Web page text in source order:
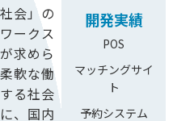
会」の
ークス
求めら
軟な働
る社会
、国内
開発実績
POS
マッチングサイ
ト
予約システム